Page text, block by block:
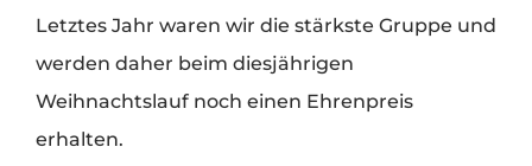
Letztes Jahr waren wir die stärkste Gruppe und
werden daher beim diesjährigen
Weihnachtslauf noch einen Ehrenpreis
erhalten.